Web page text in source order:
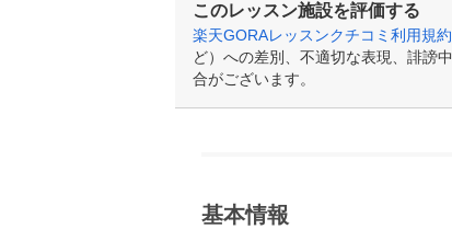
このレッスン施設を評価する
楽天GORAレッスンクチコミ利用規約
ど）への差別、不適切な表現、誹謗
合がございます。
基本情報